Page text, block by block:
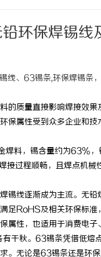
环保焊锡线
线、63锡条,环保焊锡条
的质量直接影响焊接效
保属性受到众多企业和
焊料，锡含量约为63%
过程顺畅，且焊点机
锡线逐渐成为主流。无
足RoHS及相关环保标
属性，也适用于消费电子
千秋。63锡条凭借低熔
。无论是63锡条还是环